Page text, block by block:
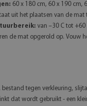
60 x 180 cm, 60 x 190 cm,
uit het plaatsen van de
van –30 C tot +60
de mat opgerold op. Vouw
bestand tegen verkleuring,
dat wordt gebruikt - een